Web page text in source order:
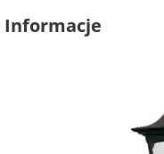
Informacje